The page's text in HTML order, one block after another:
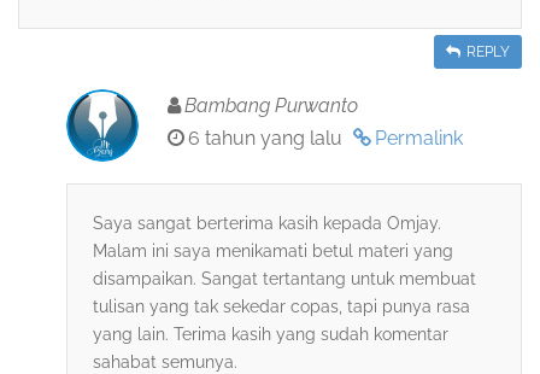
REPLY
Bambang Purwanto
6 tahun yang lalu
Permalink
Saya sangat berterima kasih kepada Omjay.
Malam ini saya menikamati betul materi yang
disampaikan. Sangat tertantang untuk membuat
tulisan yang tak sekedar copas, tapi punya rasa
yang lain. Terima kasih yang sudah komentar
sahabat semunya.